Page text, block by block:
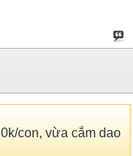
con, vừa cắm dao